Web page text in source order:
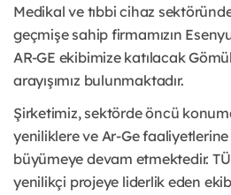
Medikal ve tıbbi cihaz
geçmişe sahip firmamızın
AR-GE ekibimize katılacak
arayışımız bulunmaktadır.
Şirketimiz, sektörde öncü
yeniliklere ve Ar-Ge
büyümeye devam etmektedir.
yenilikçi projeye liderlik eden